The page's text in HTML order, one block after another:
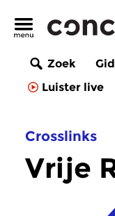
Zoek
Luister live
Crosslinks
Vrije